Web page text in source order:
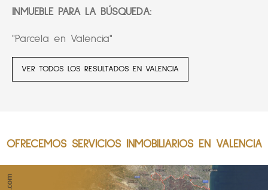
INMUEBLE PARA LA BÚSQUEDA:
"Parcela en Valencia"
VER TODOS LOS RESULTADOS EN VALENCIA
OFRECEMOS SERVICIOS INMOBILIARIOS EN VALENCIA